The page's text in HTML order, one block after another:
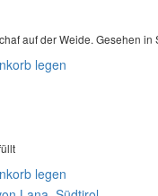
auf der Weide. Gesehen in
legen
legen